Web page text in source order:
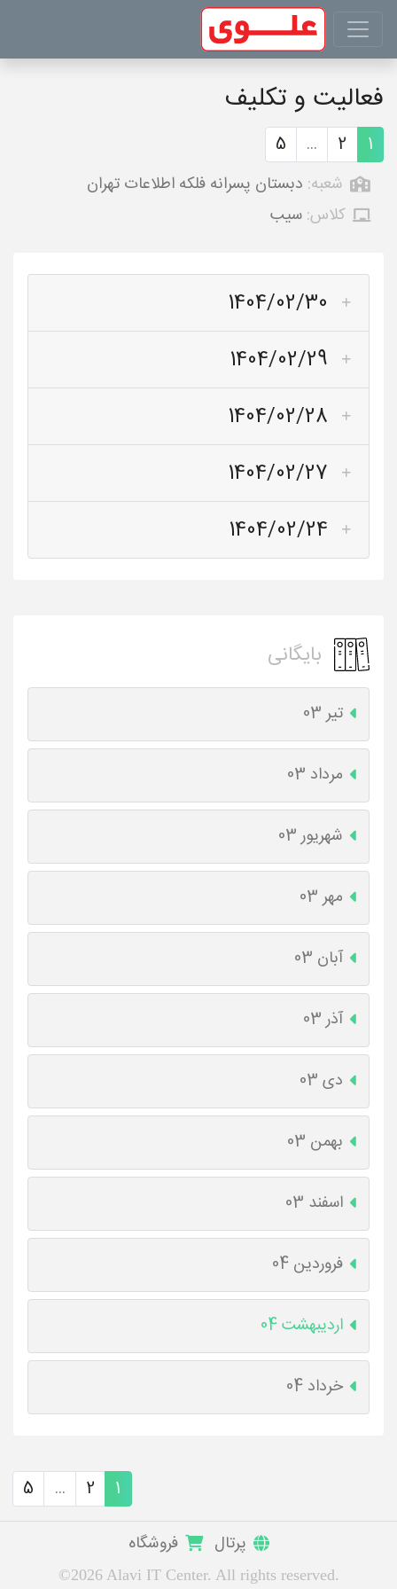
فعالیت و تکلیف
1
2
...
5
شعبه: دبستان پسرانه فلکه اطلاعات تهران
کلاس: سیب
1404/02/30
1404/02/29
1404/02/28
1404/02/27
1404/02/24
بایگانی
تیر 03
مرداد 03
شهریور 03
مهر 03
آبان 03
آذر 03
دی 03
بهمن 03
اسفند 03
فروردین 04
اردیبهشت 04
خرداد 04
1
2
...
5
پرتال فروشگاه
©2026 Alavi IT Center. All rights reserved.